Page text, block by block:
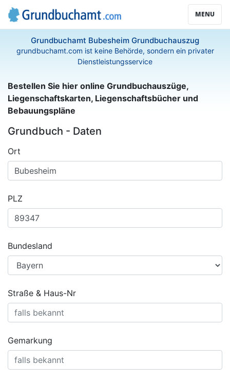
MENU
Grundbuchamt Bubesheim Grundbuchauszug
grundbuchamt.com ist keine Behörde, sondern ein privater
Dienstleistungsservice
Bestellen Sie hier online Grundbuchauszüge,
Liegenschaftskarten, Liegenschaftsbücher und
Bebauungspläne
Grundbuch - Daten
Ort
PLZ
Bundesland
Straße & Haus-Nr
Gemarkung